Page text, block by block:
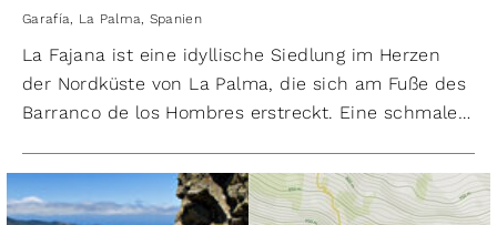
Garafía, La Palma, Spanien
La Fajana ist eine idyllische Siedlung im Herzen
der Nordküste von La Palma, die sich am Fuße des
Barranco de los Hombres erstreckt. Eine schmale,
und bietet aufgrund ihrer unberührten Natur eine
üppige Flora sowie atemberaubende Ausblicke.